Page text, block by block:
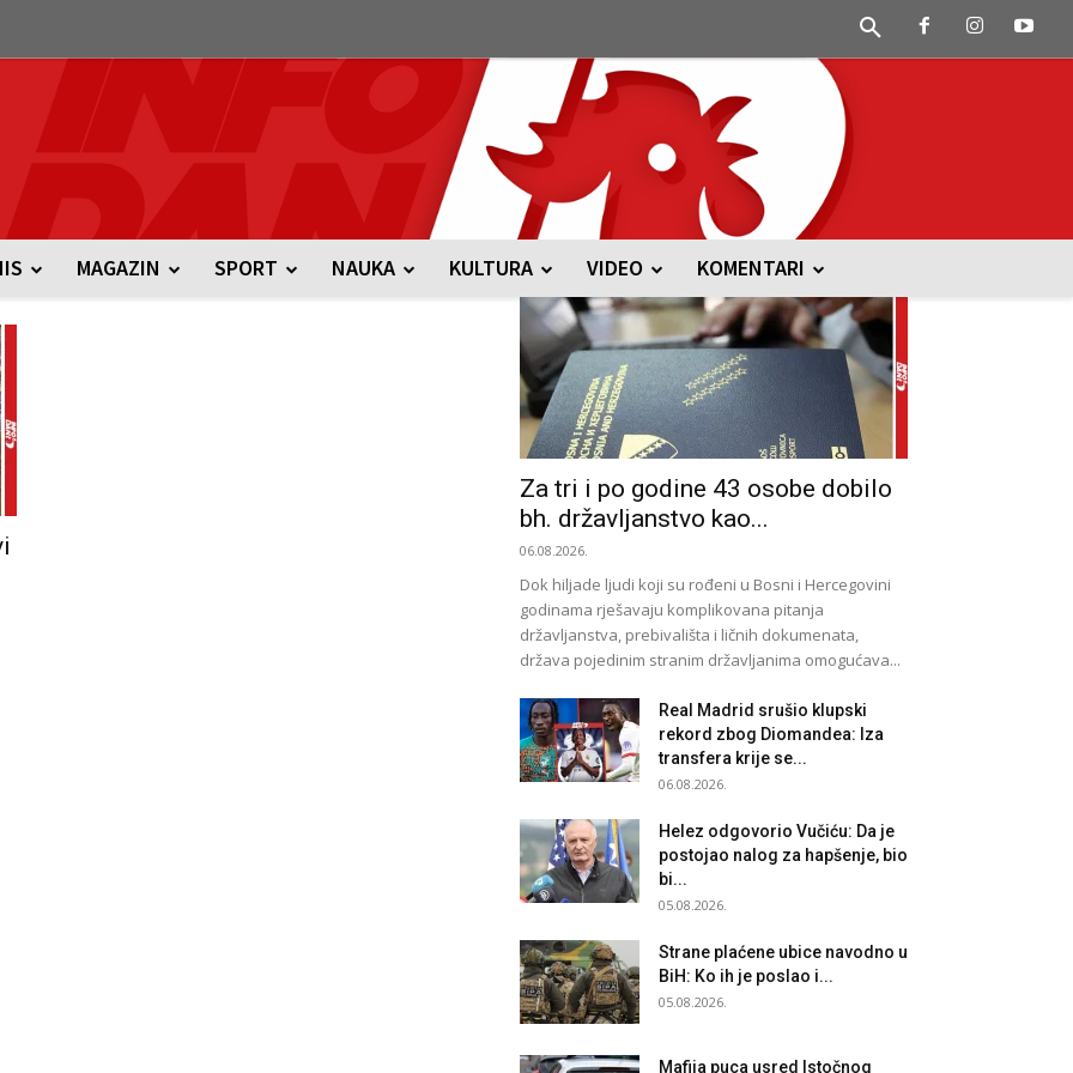
MAGAZIN SPORT NAUKA KULTURA VIDEO KOMENTARI
Za tri i po godine 43 osobe dobilo
bh. državljanstvo kao...
06.08.2026.
Dok hiljade ljudi koji su rođeni u Bosni i Hercegovini
godinama rješavaju komplikovana pitanja
državljanstva, prebivališta i ličnih dokumenata,
država pojedinim stranim državljanima omogućava...
Real Madrid srušio klupski
rekord zbog Diomandea: Iza
transfera krije se...
06.08.2026.
Helez odgovorio Vučiću: Da je
postojao nalog za hapšenje, bio
bi...
05.08.2026.
Strane plaćene ubice navodno u
BiH: Ko ih je poslao i...
05.08.2026.
Mafija puca usred Istočnog